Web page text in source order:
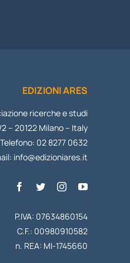
EDIZIONI ARES
ricerche e studi
– 20122 Milano – Italy
Telefono: 02 8277 0632
info@edizioniares.it
P.IVA: 07634860154
C.F.: 00980910582
n. REA: MI-1745660